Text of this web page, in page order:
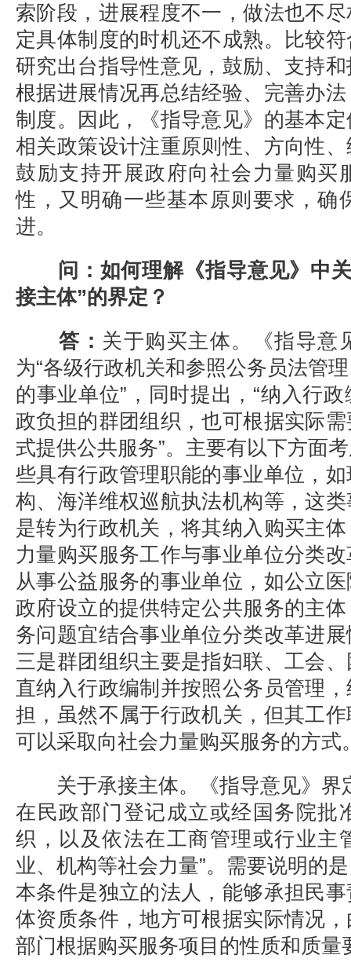
索阶段，进展程度不一，做法也不
定具体制度的时机还不成熟。比较
研究出台指导性意见，鼓励、支持
根据进展情况再总结经验、完善办
制度。因此，《指导意见》的基本
相关政策设计注重原则性、方向性
鼓励支持开展政府向社会力量购买
性，又明确一些基本原则要求，确
进。
问：如何理解《指导意见》中
接主体”的界定？
答： 关于购买主体。《指导意
为“各级行政机关和参照公务员法管
的事业单位”，同时提出，“纳入行
政负担的群团组织，也可根据实际
式提供公共服务”。主要有以下方面
些具有行政管理职能的事业单位，
构、海洋维权巡航执法机构等，这
是转为行政机关，将其纳入购买主
力量购买服务工作与事业单位分类
从事公益服务的事业单位，如公立
政府设立的提供特定公共服务的主
务问题宜结合事业单位分类改革进
三是群团组织主要是指妇联、工会
直纳入行政编制并按照公务员管理
担，虽然不属于行政机关，但其工
可以采取向社会力量购买服务的方式
关于承接主体。《指导意见》界
在民政部门登记成立或经国务院批
织，以及依法在工商管理或行业主
业、机构等社会力量”。需要说明的
本条件是独立的法人，能够承担民
体资质条件，地方可根据实际情况
部门根据购买服务项目的性质和质量